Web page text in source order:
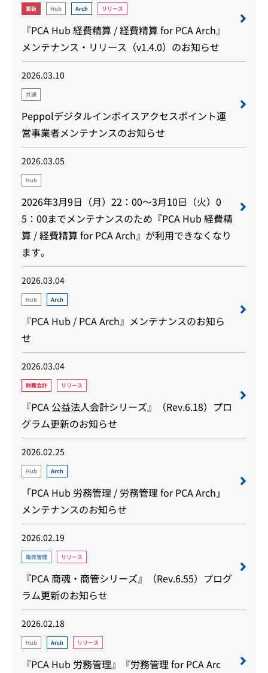
更新 Hub Arch リリース
『PCA Hub 経費精算 / 経費精算 for PCA Arch』
メンテナンス・リリース（v1.4.0）のお知らせ
2026.03.10
共通
Peppolデジタルインボイスアクセスポイント運
営事業者メンテナンスのお知らせ
2026.03.05
Hub
2026年3月9日（月）22：00～3月10日（火）0
5：00までメンテナンスのため『PCA Hub 経費精
算 / 経費精算 for PCA Arch』が利用できなくなり
ます。
2026.03.04
Hub Arch
『PCA Hub / PCA Arch』メンテナンスのお知ら
せ
2026.03.04
財務会計 リリース
『PCA 公益法人会計シリーズ』（Rev.6.18）プロ
グラム更新のお知らせ
2026.02.25
Hub Arch
「PCA Hub 労務管理 / 労務管理 for PCA Arch」
メンテナンスのお知らせ
2026.02.19
販売管理 リリース
『PCA 商魂・商管シリーズ』（Rev.6.55）プログ
ラム更新のお知らせ
2026.02.18
Hub Arch リリース
『PCA Hub 労務管理』『労務管理 for PCA Arc